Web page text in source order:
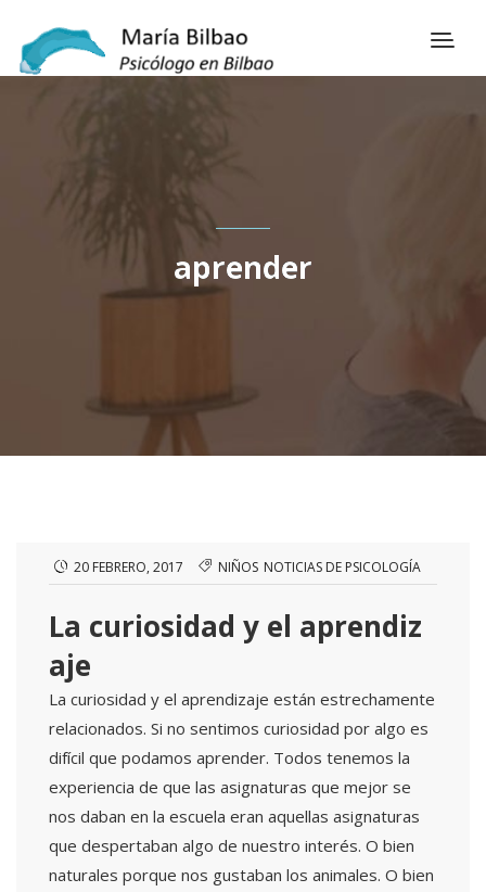
aprender
20 FEBRERO, 2017 NIÑOS NOTICIAS DE PSICOLOGÍA
La curiosidad y el aprendiz
aje
La curiosidad y el aprendizaje están estrechamente
relacionados. Si no sentimos curiosidad por algo es
difícil que podamos aprender. Todos tenemos la
experiencia de que las asignaturas que mejor se
nos daban en la escuela eran aquellas asignaturas
que despertaban algo de nuestro interés. O bien
naturales porque nos gustaban los animales. O bien